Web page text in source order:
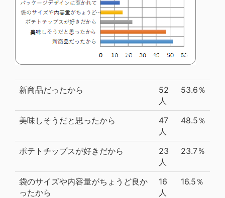
新商品だったから
52
人
53.6％
美味しそうだと思ったから
47
人
48.5％
ポテトチップスが好きだから
23
人
23.7％
袋のサイズや内容量がちょうど良か
ったから
16
人
16.5％